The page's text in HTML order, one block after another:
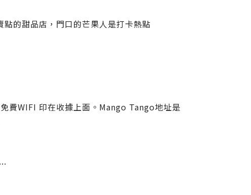
的甜品店，門口的芒果人是打卡熱點
費WIFI 印在收據上面。Mango Tango地址是